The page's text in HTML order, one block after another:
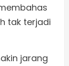
tak terjadi
jarang